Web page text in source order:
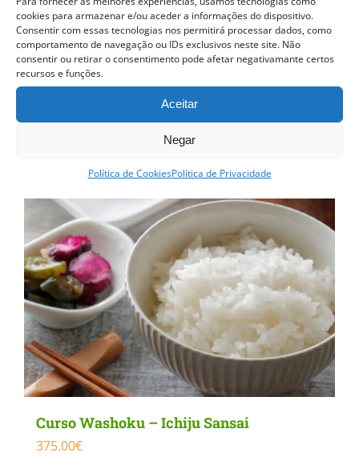
cookies para armazenar e/ou aceder a informações do dispositivo.
Consentir com essas tecnologias nos permitirá processar dados, como
comportamento de navegação ou IDs exclusivos neste site. Não
consentir ou retirar o consentimento pode afetar negativamante certos
recursos e funções.
Aceitar
Negar
Política de CookiesPolítica de Privacidade
has
multiple
variants.
The
the
product
page
Curso Washoku – Ichiju Sansai
375.00€